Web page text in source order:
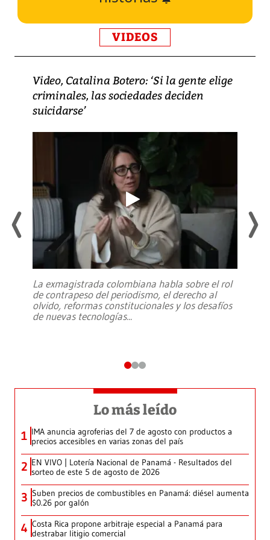
VIDEOS
Video, Catalina Botero: ‘Si la gente elige
criminales, las sociedades deciden
suicidarse’
La exmagistrada colombiana habla sobre el rol
de contrapeso del periodismo, el derecho al
olvido, reformas constitucionales y los desafíos
de nuevas tecnologías...
Lo más leído
1 IMA anuncia agroferias del 7 de agosto con productos a
precios accesibles en varias zonas del país
2 EN VIVO | Lotería Nacional de Panamá - Resultados del
sorteo de este 5 de agosto de 2026
3 Suben precios de combustibles en Panamá: diésel aumenta
$0.26 por galón
4 Costa Rica propone arbitraje especial a Panamá para
destrabar litigio comercial